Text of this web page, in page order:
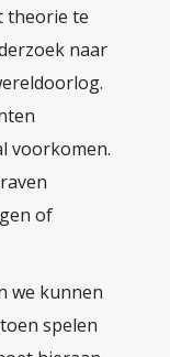
theorie te
naar
voorkomen.
of
we kunnen
spelen